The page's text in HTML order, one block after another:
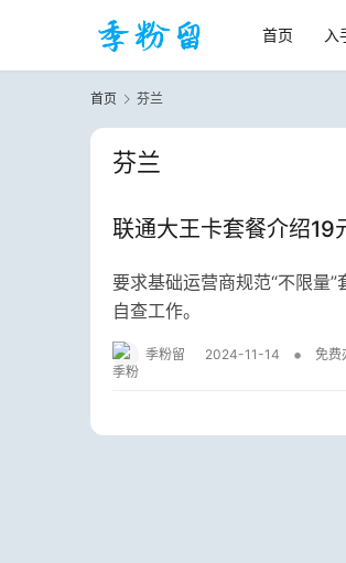
首页 入
首页 芬兰
芬兰
联通大王卡套餐介绍19
要求基础运营商规范“不限量
自查工作。
季粉留 2024-11-14 • 免费